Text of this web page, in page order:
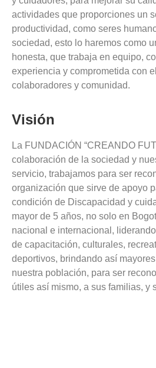
actividades que proporciones un
productividad, como seres
sociedad, esto lo haremos como
honesta, que trabaja en equipo,
experiencia y comprometida con
colaboradores y comunidad.
Visión
La FUNDACIÓN “CREANDO
colaboración de la sociedad y
servicio, trabajamos para ser
organización que sirve de apoyo
condición de Discapacidad y
mayor de 5 años, no solo en
nacional e internacional,
de capacitación, culturales,
deportivos, brindando así
nuestra población, para ser
útiles así mismo, a sus familias, y